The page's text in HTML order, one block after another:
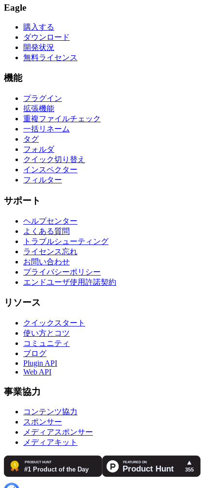
Eagle
購入する
ダウンロード
開発状況
無料ライセンス
機能
プラグイン
拡張機能
重複ファイルチェック
一括リネーム
タグ
フォルダ
クイック切り替え
インスペクター
フィルター
サポート
ヘルプセンター
よくある質問
トラブルシューティング
ライセンス忘れ
お問い合わせ
プライバシーポリシー
エンドユーザ使用許諾契約
リソース
クイックスタート
使い方とコツ
コミュニティ
ブログ
Plugin API
Web API
事業協力
コンテンツ協力
スポンサー
メディアスポンサー
メディアキット